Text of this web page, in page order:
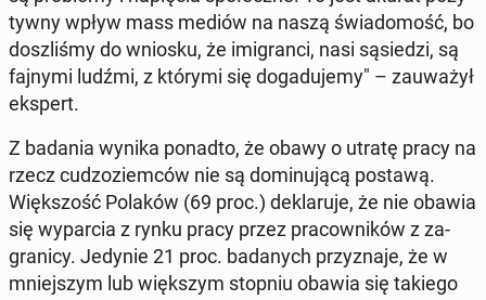
tyw­ny wpływ mass mediów na naszą świa­do­mość, bo
do­szli­śmy do wniosku, że imi­gran­ci, nasi są­sie­dzi, są
fajnymi ludźmi, z którymi się do­ga­du­je­my" – za­uwa­żył
ekspert.
Z badania wynika ponadto, że obawy o utratę pracy na
rzecz cu­dzo­ziem­ców nie są do­mi­nu­ją­cą postawą.
Więk­szość Polaków (69 proc.) de­kla­ru­je, że nie obawia
się wy­par­cia z rynku pracy przez pra­cow­ni­ków z za­
gra­ni­cy. Jedynie 21 proc. ba­da­nych przy­zna­je, że w
mniej­szym lub więk­szym stopniu obawia się takiego